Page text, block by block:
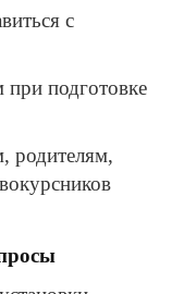
с
при подготовке
родителям,